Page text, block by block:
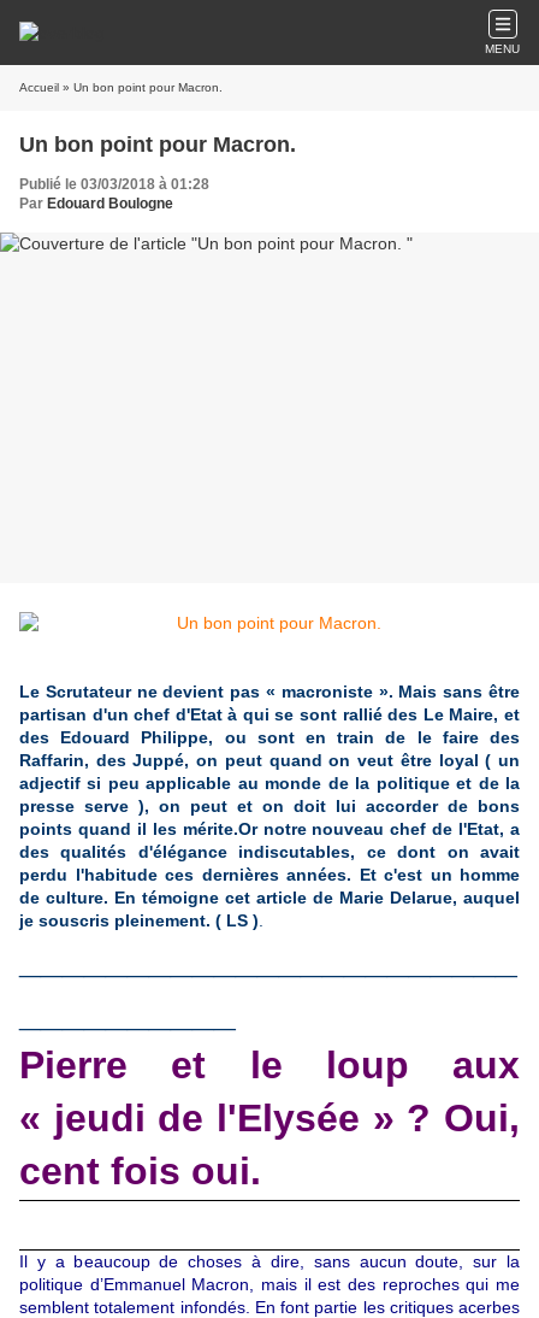
MENU
Accueil » Un bon point pour Macron.
Un bon point pour Macron.
Publié le 03/03/2018 à 01:28
Par Edouard Boulogne
Le Scrutateur ne devient pas « macroniste ». Mais sans être
partisan d'un chef d'Etat à qui se sont rallié des Le Maire, et
des Edouard Philippe, ou sont en train de le faire des
Raffarin, des Juppé, on peut quand on veut être loyal ( un
adjectif si peu applicable au monde de la politique et de la
presse serve ), on peut et on doit lui accorder de bons
points quand il les mérite.Or notre nouveau chef de l'Etat, a
des qualités d'élégance indiscutables, ce dont on avait
perdu l'habitude ces dernières années. Et c'est un homme
de culture. En témoigne cet article de Marie Delarue, auquel
je souscris pleinement. ( LS )
Pierre et le loup aux
« jeudi de l'Elysée » ? Oui,
cent fois oui.
Il y a beaucoup de choses à dire, sans aucun doute, sur la
politique d’Emmanuel Macron , mais il est des reproches qui me
semblent totalement infondés. En font partie les critiques acerbes